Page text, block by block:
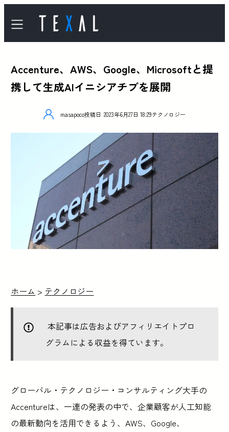
Accenture、AWS、Google、Microsoftと提
携して生成AIイニシアチブを展開
masapoco投稿日 2023年6月27日 18:29テクノロジー
ホーム > テクノロジー
本記事は広告およびアフィリエイトプロ
グラムによる収益を得ています。
グローバル・テクノロジー・コンサルティング大手の
Accentureは、一連の発表の中で、企業顧客が人工知能
の最新動向を活用できるよう、AWS、Google、